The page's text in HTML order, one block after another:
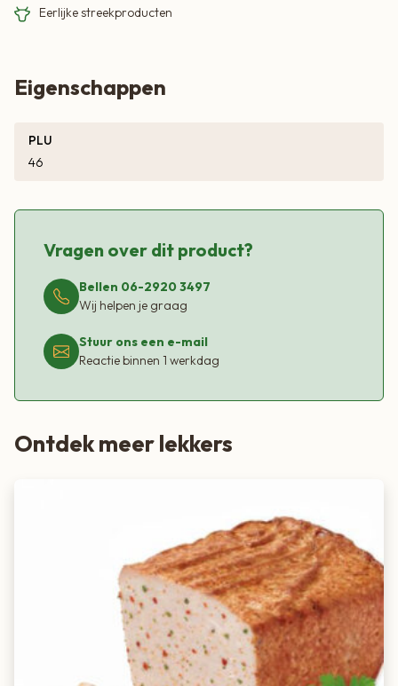
Eerlijke streekproducten
Eigenschappen
PLU
46
Vragen over dit product?
Bellen 06-2920 3497
Wij helpen je graag
Stuur ons een e-mail
Reactie binnen 1 werkdag
Ontdek meer lekkers